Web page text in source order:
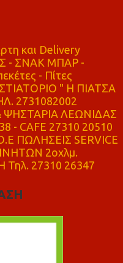
και Delivery
- ΣΝΑΚ ΜΠΑΡ -
- Πίτες
" Η ΠΙΑΤΣΑ
2731082002
ΨΗΣΤΑΡΙΑ ΛΕΩΝΙΔΑΣ
- CAFE 27310 20510
ΠΩΛΗΣΕΙΣ SERVICE
2οχλμ.
Τηλ. 27310 26347